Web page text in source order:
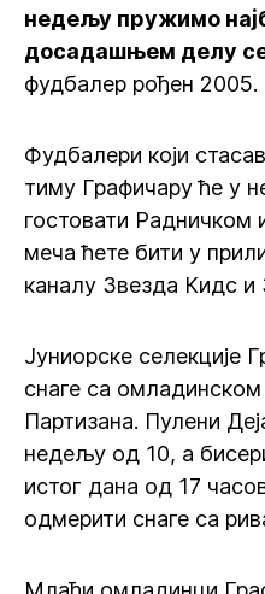
недељу пружимо
досадашњем делу
фудбалер рођен 2005.
Фудбалери који
тиму Графичару ће у
гостовати Радничком
меча ћете бити у
каналу Звезда Кидс и
Јуниорске селекције
снаге са
Партизана. Пулени
недељу од 10, а
истог дана од 17
одмерити снаге са